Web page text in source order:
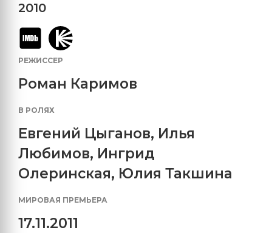
2010
РЕЖИССЕР
Роман Каримов
В РОЛЯХ
Евгений Цыганов, Илья
Любимов, Ингрид
Олеринская, Юлия Такшина
МИРОВАЯ ПРЕМЬЕРА
17.11.2011